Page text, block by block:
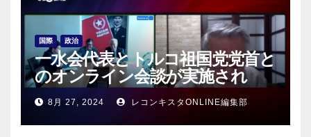
国際 政治
一水会代表とトルコ祖国党党首と
のオンライン会談が実施され
る！
8月 27, 2024 レコンキスタONLINE編集部